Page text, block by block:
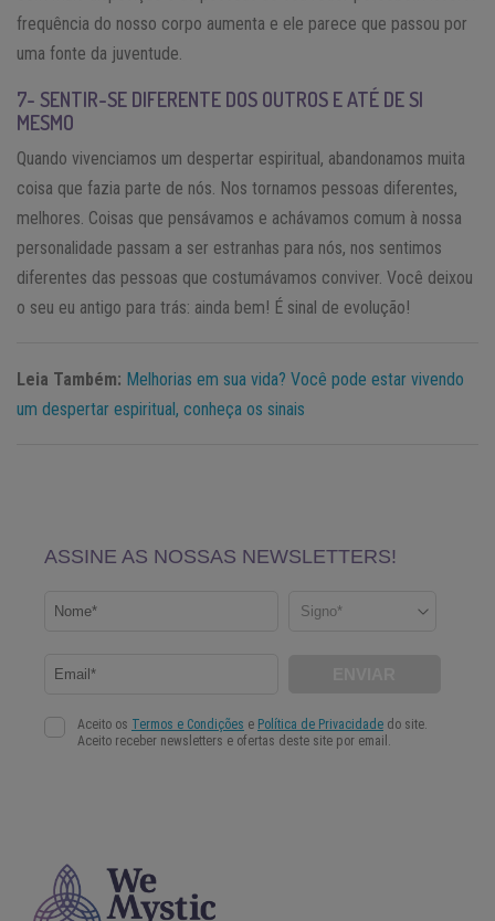
frequência do nosso corpo aumenta e ele parece que passou por
uma fonte da juventude.
7- SENTIR-SE DIFERENTE DOS OUTROS E ATÉ DE SI
MESMO
Quando vivenciamos um despertar espiritual, abandonamos muita
coisa que fazia parte de nós. Nos tornamos pessoas diferentes,
melhores. Coisas que pensávamos e achávamos comum à nossa
personalidade passam a ser estranhas para nós, nos sentimos
diferentes das pessoas que costumávamos conviver. Você deixou
o seu eu antigo para trás: ainda bem! É sinal de evolução!
Leia Também: Melhorias em sua vida? Você pode estar vivendo
um despertar espiritual, conheça os sinais